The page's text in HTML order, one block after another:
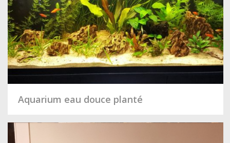
Aquarium eau douce planté